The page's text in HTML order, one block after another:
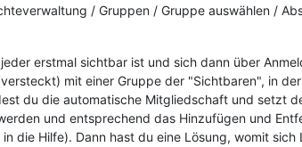
/ Gruppen / Gruppe auswählen /
erstmal sichtbar ist und sich dann über
mit einer Gruppe der "Sichtbaren", in
du die automatische Mitgliedschaft und setzt
und entsprechend das Hinzufügen und
die Hilfe). Dann hast du eine Lösung, womit